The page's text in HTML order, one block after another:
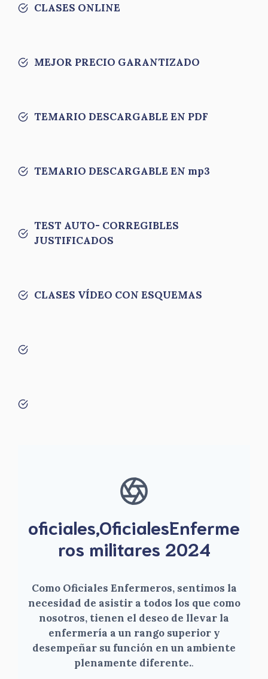
CLASES ONLINE
MEJOR PRECIO GARANTIZADO
TEMARIO DESCARGABLE EN PDF
TEMARIO DESCARGABLE EN mp3
TEST AUTO- CORREGIBLES
JUSTIFICADOS
CLASES VÍDEO CON ESQUEMAS
oficiales,OficialesEnferme
ros militares 2024
Como Oficiales Enfermeros, sentimos la
necesidad de asistir a todos los que como
nosotros, tienen el deseo de llevar la
enfermería a un rango superior y
desempeñar su función en un ambiente
plenamente diferente..